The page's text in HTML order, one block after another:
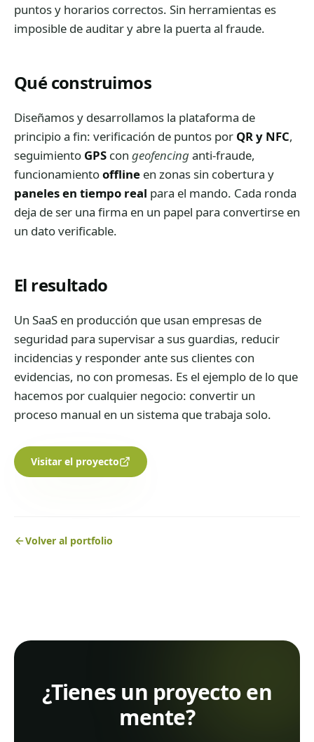
puntos y horarios correctos. Sin herramientas es
imposible de auditar y abre la puerta al fraude.
Qué construimos
Diseñamos y desarrollamos la plataforma de
principio a fin: verificación de puntos por QR y NFC,
seguimiento GPS con geofencinganti-fraude,
funcionamientooffline en zonas sin cobertura y
paneles en tiempo real para el mando. Cada ronda
deja de ser una firma en un papel para convertirse en
un dato verificable.
El resultado
Un SaaS en producción que usan empresas de
seguridad para supervisar a sus guardias, reducir
incidencias y responder ante sus clientes con
evidencias, no con promesas. Es el ejemplo de lo que
hacemos por cualquier negocio: convertir un
proceso manual en un sistema que trabaja solo.
Visitar el proyecto
Volver al portfolio
¿Tienes un proyecto en
mente?